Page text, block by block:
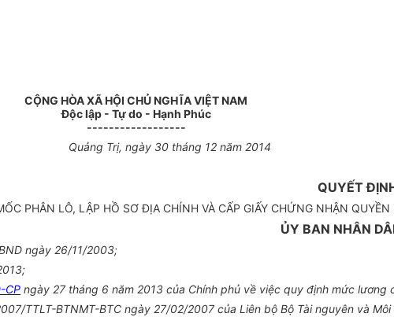
CỘNG HÒA XÃ HỘI CHỦ NGHĨA VIỆT NAM
Độc lập - Tự do - Hạnh Phúc
------------------
Quảng Trị, ngày 30 tháng 12 năm 2014
QUYẾT
PHÂN LÔ, LẬP HỒ SƠ ĐỊA CHÍNH VÀ CẤP GIẤY CHỨNG NHẬN
ỦY BAN NHÂN
ngày 26/11/2003;
CP ngày 27 tháng 6 năm 2013 của Chính phủ về việc quy định mức
TTLT-BTNMT-BTC ngày 27/02/2007 của Liên bộ Bộ Tài nguyên và